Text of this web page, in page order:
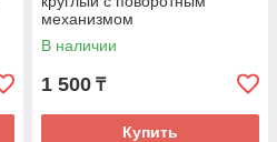
механизмом
В наличии
1 500 ₸
Купить